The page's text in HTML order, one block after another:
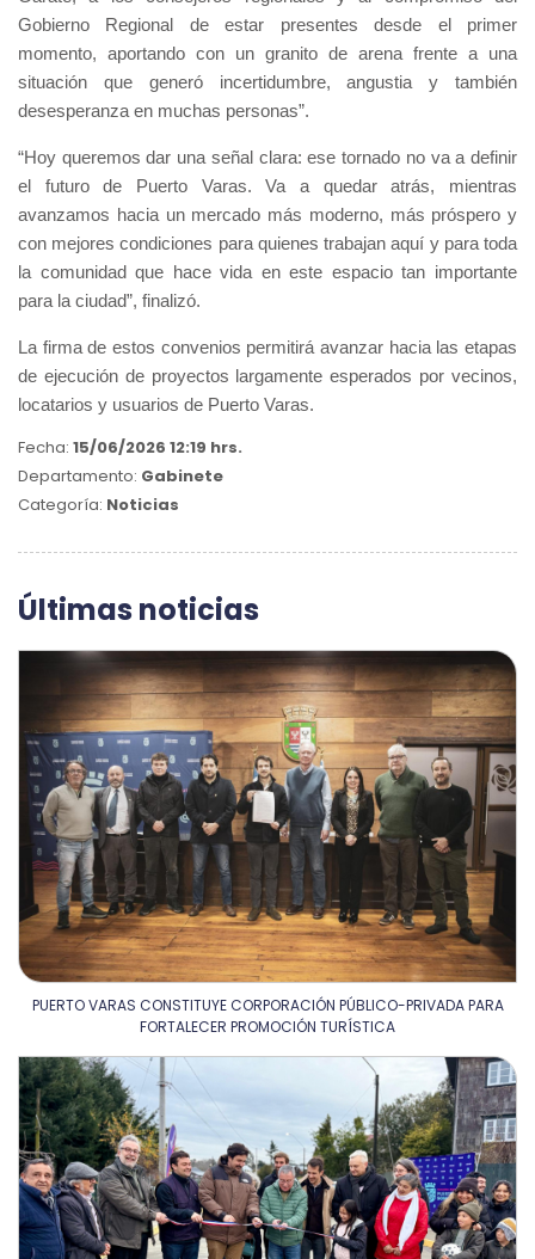
Gobierno Regional de estar presentes desde el primer
momento, aportando con un granito de arena frente a una
situación que generó incertidumbre, angustia y también
desesperanza en muchas personas”.
“Hoy queremos dar una señal clara: ese tornado no va a definir
el futuro de Puerto Varas. Va a quedar atrás, mientras
avanzamos hacia un mercado más moderno, más próspero y
con mejores condiciones para quienes trabajan aquí y para toda
la comunidad que hace vida en este espacio tan importante
para la ciudad”, finalizó.
La firma de estos convenios permitirá avanzar hacia las etapas
de ejecución de proyectos largamente esperados por vecinos,
locatarios y usuarios de Puerto Varas.
Fecha: 15/06/2026 12:19 hrs.
Departamento: Gabinete
Categoría: Noticias
Últimas noticias
PUERTO VARAS CONSTITUYE CORPORACIÓN PÚBLICO-PRIVADA PARA
FORTALECER PROMOCIÓN TURÍSTICA